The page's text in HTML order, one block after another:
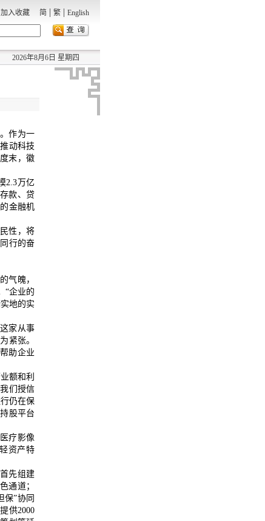
加入收藏 简 | 繁 | English
2026年8月6日 星期四